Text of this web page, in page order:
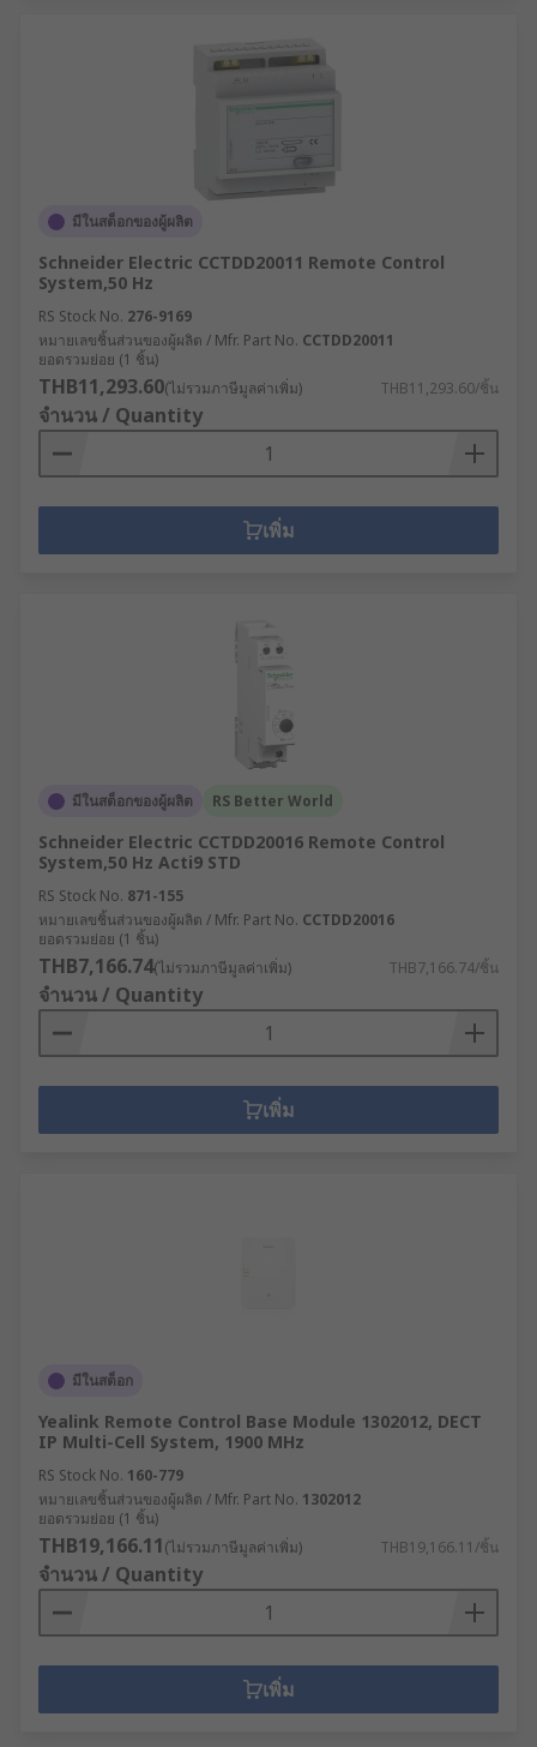
มีในสต็อกของผู้ผลิต
Schneider Electric CCTDD20011 Remote Control
System,50 Hz
RS Stock No. 276-9169
หมายเลขชิ้นส่วนของผู้ผลิต / Mfr. Part No. CCTDD20011
ยอดรวมย่อย (1 ชิ้น)
THB11,293.60(ไม่รวมภาษีมูลค่าเพิ่ม) THB11,293.60/ชิ้น
จำนวน / Quantity
เพิ่ม
มีในสต็อกของผู้ผลิต RS Better World
Schneider Electric CCTDD20016 Remote Control
System,50 Hz Acti9 STD
RS Stock No. 871-155
หมายเลขชิ้นส่วนของผู้ผลิต / Mfr. Part No. CCTDD20016
ยอดรวมย่อย (1 ชิ้น)
THB7,166.74(ไม่รวมภาษีมูลค่าเพิ่ม) THB7,166.74/ชิ้น
จำนวน / Quantity
เพิ่ม
มีในสต็อก
Yealink Remote Control Base Module 1302012, DECT
IP Multi-Cell System, 1900 MHz
RS Stock No. 160-779
หมายเลขชิ้นส่วนของผู้ผลิต / Mfr. Part No. 1302012
ยอดรวมย่อย (1 ชิ้น)
THB19,166.11(ไม่รวมภาษีมูลค่าเพิ่ม) THB19,166.11/ชิ้น
จำนวน / Quantity
เพิ่ม